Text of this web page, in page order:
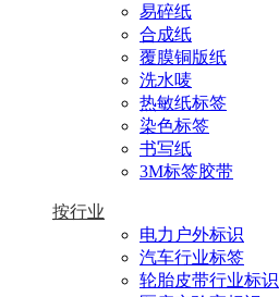
易碎纸
合成纸
覆膜铜版纸
洗水唛
热敏纸标签
染色标签
书写纸
3M标签胶带
按行业
电力户外标识
汽车行业标签
轮胎皮带行业标识